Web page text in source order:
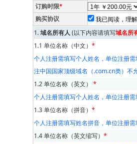
订购时限*
购买协议
我已阅读，理
1.域名所有人 (以下内容请填写域名所
1.1 单位名称（中文） *
个人注册需填写个人姓名，单位注册
注中国国家顶级域名（.com.cn类）不
1.2 单位名称（英文） *
个人注册需填写个人姓名，单位注册
1.3 单位名称（拼音） *
个人注册需填写姓名拼音，单位注册
1.4 单位名称（英文缩写） *